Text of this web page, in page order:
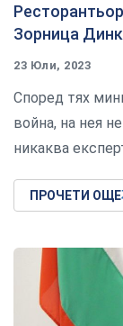
Зорница
23 Юли, 2023
Според тях
война, на нея
никаква
ПРОЧЕТИ ОЩЕ